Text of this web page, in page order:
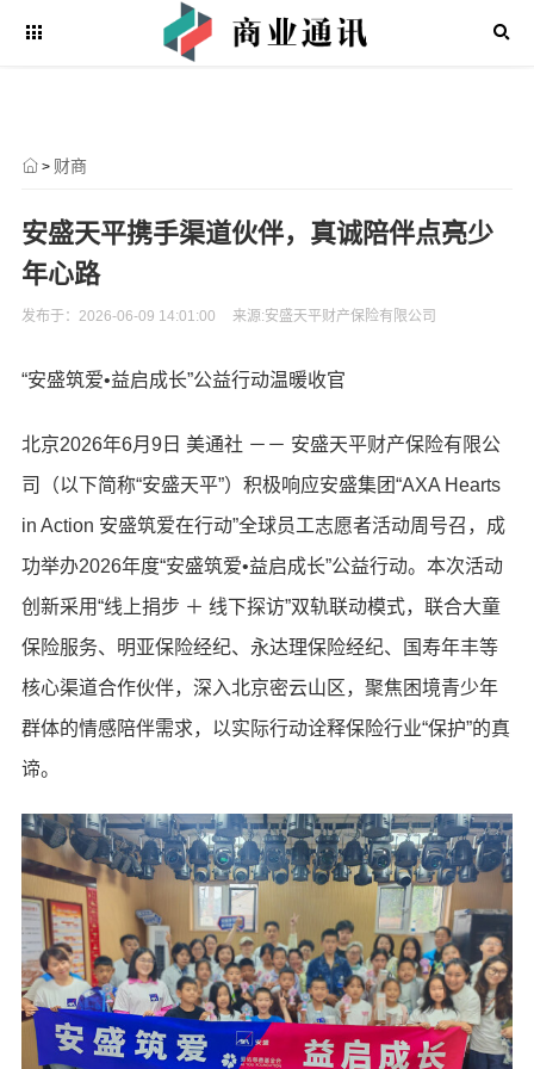
> 财商
安盛天平携手渠道伙伴，真诚陪伴点亮少
年心路
发布于：2026-06-09 14:01:00 来源:安盛天平财产保险有限公司
“安盛筑爱•益启成长”公益行动温暖收官
北京2026年6月9日 美通社 －－ 安盛天平财产保险有限公
司（以下简称“安盛天平”）积极响应安盛集团“AXA Hearts
in Action 安盛筑爱在行动”全球员工志愿者活动周号召，成
功举办2026年度“安盛筑爱•益启成长”公益行动。本次活动
创新采用“线上捐步 ＋ 线下探访”双轨联动模式，联合大童
保险服务、明亚保险经纪、永达理保险经纪、国寿年丰等
核心渠道合作伙伴，深入北京密云山区，聚焦困境青少年
群体的情感陪伴需求，以实际行动诠释保险行业“保护”的真
谛。